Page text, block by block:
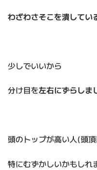
わざわさそこを潰してい
少しでいいから
分け目を左右にずらしま
頭のトップが高い人(頭
特にむずかしいかもしれ